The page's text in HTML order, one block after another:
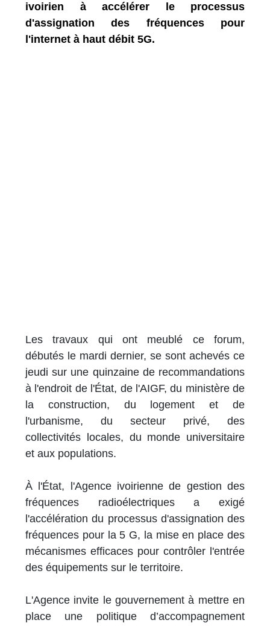
ivoirien à accélérer le processus
d'assignation des fréquences pour
l'internet à haut débit 5G.
Les travaux qui ont meublé ce forum,
débutés le mardi dernier, se sont achevés ce
jeudi sur une quinzaine de recommandations
à l'endroit de l'État, de l'AIGF, du ministère de
la construction, du logement et de
l'urbanisme, du secteur privé, des
collectivités locales, du monde universitaire
et aux populations.
À l'État, l'Agence ivoirienne de gestion des
fréquences radioélectriques a exigé
l'accélération du processus d'assignation des
fréquences pour la 5 G, la mise en place des
mécanismes efficaces pour contrôler l'entrée
des équipements sur le territoire.
L'Agence invite le gouvernement à mettre en
place une politique d’accompagnement